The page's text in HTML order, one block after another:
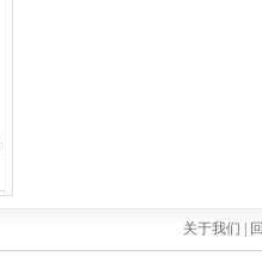
关于我们 |